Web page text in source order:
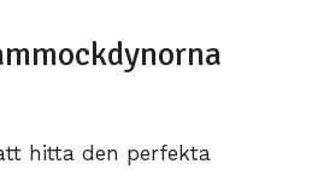
hitta den perfekta